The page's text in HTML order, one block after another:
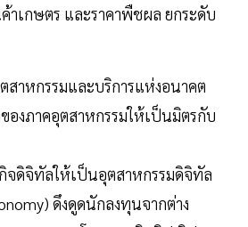
เกษตร และราคาพืชผล ยกระดับ
สาหกรรมและบริการแห่งอนาคต
องภาคอุตสาหกรรมให้เป็นมิตรกับ
ดิจิทัลให้เป็นอุตสาหกรรมดิจิทัล
ดึงดูดนักลงทุนจากต่าง